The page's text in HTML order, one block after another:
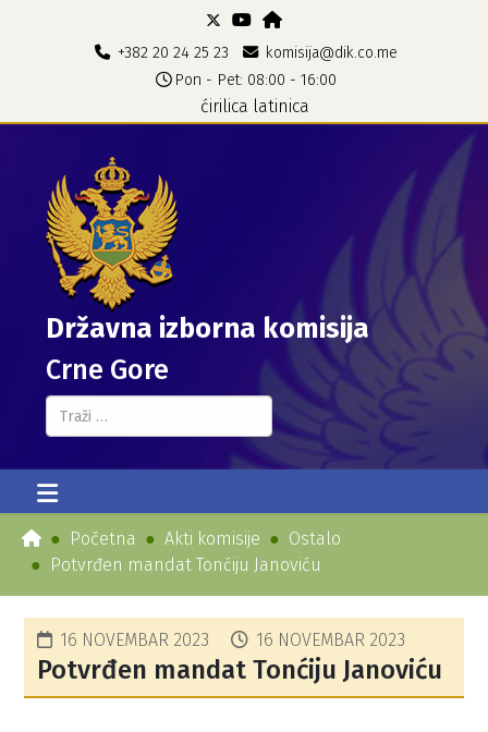
+382 20 24 25 23
komisija@dik.co.me
Pon - Pet: 08:00 - 16:00
ćirilica latinica
Državna izborna komisija
Crne Gore
Pretraga...
Početna Akti komisije
Ostalo
Potvrđen mandat Tonćiju Janoviću
16 NOVEMBAR 2023 16 NOVEMBAR 2023
Potvrđen mandat Tonćiju Janoviću